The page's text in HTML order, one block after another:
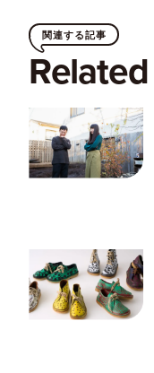
関連する記事